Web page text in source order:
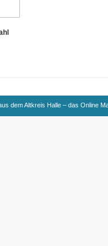
dem Altkreis Halle – das Online